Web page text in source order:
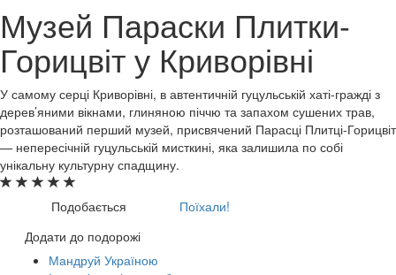
Музей Параски Плитки-
Горицвіт у Криворівні
У самому серці Криворівні, в автентичній гуцульській хаті-гражді з
дерев’яними вікнами, глиняною піччю та запахом сушених трав,
розташований перший музей, присвячений Парасці Плитці-Горицвіт
— непересічній гуцульській мисткині, яка залишила по собі
унікальну культурну спадщину.
Подобається
Поїхали!
Додати до подорожі
Мандруй Україною